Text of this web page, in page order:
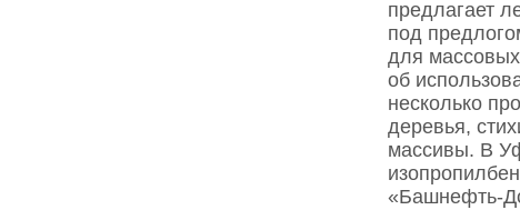
предлагает
под
для
об
несколько
деревья,
массивы. В